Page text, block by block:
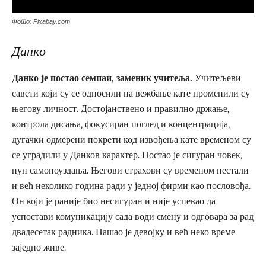
Фото: Pixabay.com
Данко
Данко је постао семпаи, заменик учитеља. Учитељеви
савети који су се односили на вежбање кате променили су
његову личност. Достојанствено и правилно држање,
контрола дисања, фокусиран поглед и концентрација,
дугачки одмерени покрети код извођења кате временом су
се уградили у Данков карактер. Постао је сигуран човек,
пун самопоуздања. Његови страхови су временом нестали
и већ неколико година ради у једној фирми као пословођа.
Он који је раније био несигуран и није успевао да
успостави комуникацију сада води смену и одговара за рад
двадесетак радника. Нашао је девојку и већ неко време
заједно живе.